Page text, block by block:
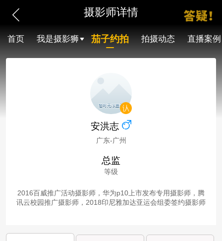
摄影师详情
首页 我是摄影狮 茄子约拍 拍摄动态 直播案例
安洪志
广东-广州
总监
等级
2016百威推广活动摄影师，华为p10上市发布专用摄影师，腾
讯云校园推广摄影师，2018印尼雅加达亚运会组委签约摄影师